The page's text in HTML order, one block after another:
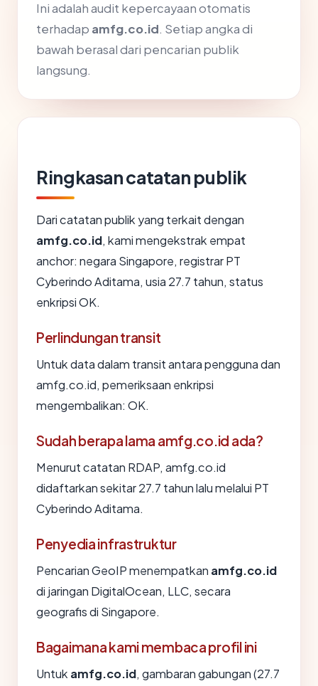
Ini adalah audit kepercayaan otomatis
terhadap amfg.co.id. Setiap angka di
bawah berasal dari pencarian publik
langsung.
Ringkasan catatan publik
Dari catatan publik yang terkait dengan
amfg.co.id, kami mengekstrak empat
anchor: negara Singapore, registrar PT
Cyberindo Aditama, usia 27.7 tahun, status
enkripsi OK.
Perlindungan transit
Untuk data dalam transit antara pengguna dan
amfg.co.id, pemeriksaan enkripsi
mengembalikan: OK.
Sudah berapa lama amfg.co.id ada?
Menurut catatan RDAP, amfg.co.id
didaftarkan sekitar 27.7 tahun lalu melalui PT
Cyberindo Aditama.
Penyedia infrastruktur
Pencarian GeoIP menempatkan amfg.co.id
di jaringan DigitalOcean, LLC, secara
geografis di Singapore.
Bagaimana kami membaca profil ini
Untuk amfg.co.id, gambaran gabungan (27.7